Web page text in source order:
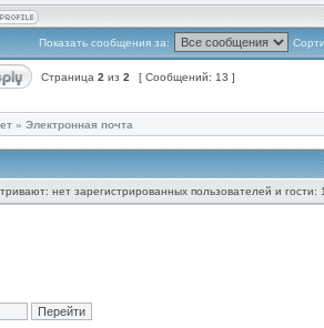
Показать сообщения за:
Страница 2 из 2 [ Сообщений: 13 ]
» Электронная почта
нет зарегистрированных пользователей и гости: